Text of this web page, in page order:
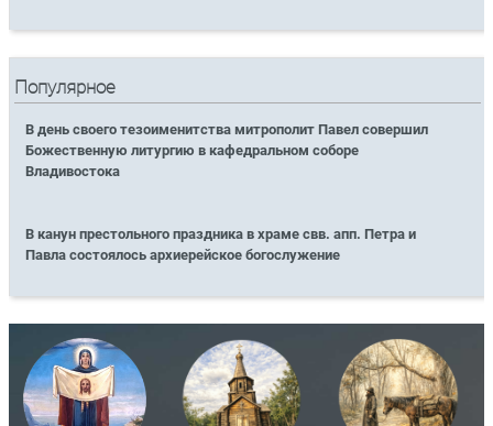
Популярное
В день своего тезоименитства митрополит Павел совершил
Божественную литургию в кафедральном соборе
Владивостока
В канун престольного праздника в храме свв. апп. Петра и
Павла состоялось архиерейское богослужение